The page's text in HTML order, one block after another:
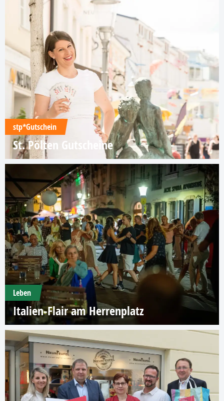
stp*Gutschein
St. Pölten Gutscheine
Leben
Italien-Flair am Herrenplatz